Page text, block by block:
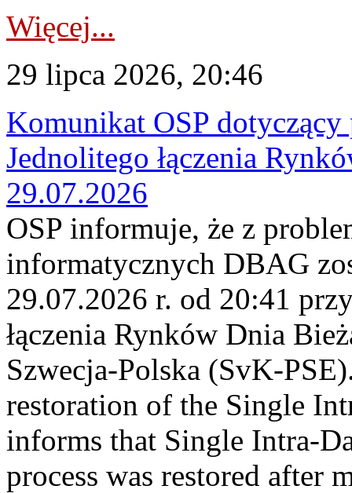
Więcej...
29 lipca 2026, 20:46
Komunikat OSP
Jednolitego łączenia
29.07.2026
OSP informuje, że z
informatycznych DBAG
29.07.2026 r. od 20:41
łączenia Rynków Dnia
Szwecja-Polska (SvK-
restoration of the Single
informs that Single Intra-
process was restored after